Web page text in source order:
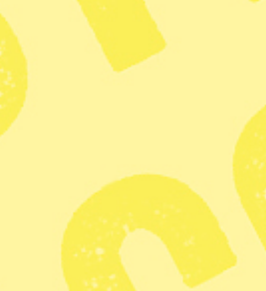
Publicerad 2018-10-30
Fredrik Sandberg/TT | Gårdstensbostäder får kritik från
Hyresgästföreningen, som anser att fastighetsägaren inte
har tillåtelse att göra hembesök och genomföra id-